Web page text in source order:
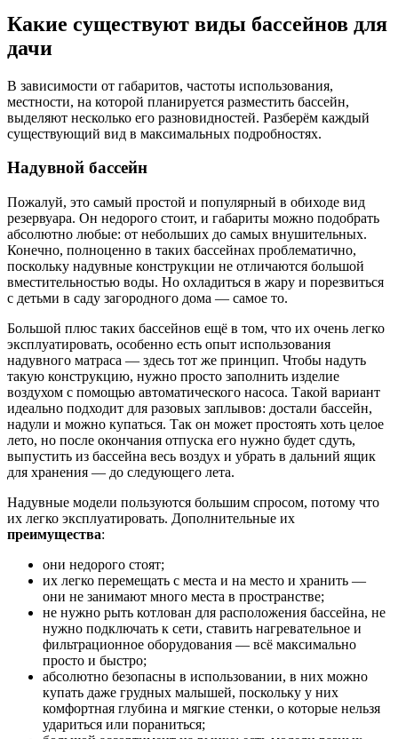
Какие существуют виды бассейнов для
дачи
В зависимости от габаритов, частоты использования,
местности, на которой планируется разместить бассейн,
выделяют несколько его разновидностей. Разберём каждый
существующий вид в максимальных подробностях.
Надувной бассейн
Пожалуй, это самый простой и популярный в обиходе вид
резервуара. Он недорого стоит, и габариты можно подобрать
абсолютно любые: от небольших до самых внушительных.
Конечно, полноценно в таких бассейнах проблематично,
поскольку надувные конструкции не отличаются большой
вместительностью воды. Но охладиться в жару и порезвиться
с детьми в саду загородного дома — самое то.
Большой плюс таких бассейнов ещё в том, что их очень легко
эксплуатировать, особенно есть опыт использования
надувного матраса — здесь тот же принцип. Чтобы надуть
такую конструкцию, нужно просто заполнить изделие
воздухом с помощью автоматического насоса. Такой вариант
идеально подходит для разовых заплывов: достали бассейн,
надули и можно купаться. Так он может простоять хоть целое
лето, но после окончания отпуска его нужно будет сдуть,
выпустить из бассейна весь воздух и убрать в дальний ящик
для хранения — до следующего лета.
Надувные модели пользуются большим спросом, потому что
их легко эксплуатировать. Дополнительные их
преимущества:
они недорого стоят;
их легко перемещать с места и на место и хранить —
они не занимают много места в пространстве;
не нужно рыть котлован для расположения бассейна, не
нужно подключать к сети, ставить нагревательное и
фильтрационное оборудования — всё максимально
просто и быстро;
абсолютно безопасны в использовании, в них можно
купать даже грудных малышей, поскольку у них
комфортная глубина и мягкие стенки, о которые нельзя
удариться или пораниться;